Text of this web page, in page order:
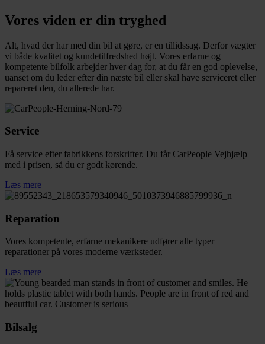
Vores viden er din tryghed
Alt, hvad der har med din bil at gøre, er en tillidssag. Derfor vægter
vi både kvalitet og kundetilfredshed højt. Vores erfarne og
kompetente bilfolk arbejder hver dag for, at du får en god oplevelse,
uanset om du leder efter din næste bil eller skal have serviceret eller
repareret den, du allerede har.
Service
Få service efter fabrikkens forskrifter. Du får CarPeople Vejhjælp
med i prisen, så du er godt kørende.
Læs mere
Reparation
Vores kompetente, erfarne mekanikere udfører alle typer
reparationer på vores moderne værksteder.
Læs mere
Bilsalg